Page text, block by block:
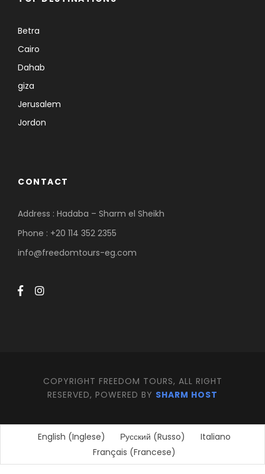
Betra
Cairo
Dahab
giza
Jerusalem
Jordon
CONTACT
Address : Hadaba – Sharm el Sheikh
Phone : +20 114 352 2355
info@freedomtours-eg.com
COPYRIGHT FREEDOM TOURS, ALL RIGHT
RESERVED, POWERED BY SHARM HOST
English (Inglese) Русский (Russo)
Italiano
Français (Francese)